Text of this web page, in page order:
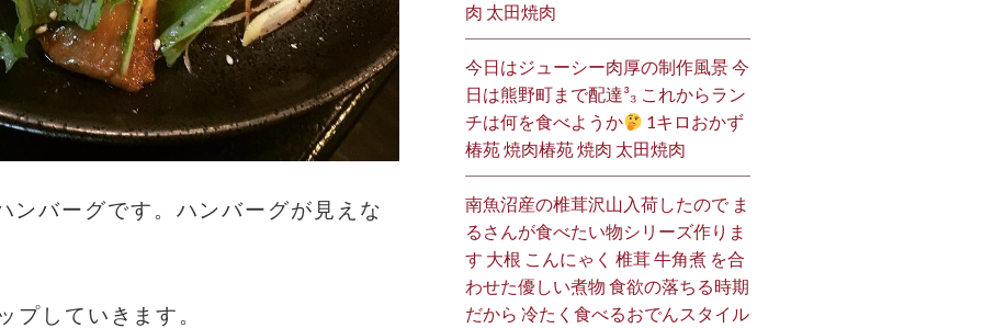
ンバーグです。ハンバーグが見えな
プしていきます。
肉 太田焼肉
今日はジューシー肉厚の制作風景 今
日は熊野町まで配達³₃ これからラン
チは何を食べようか
1キロおかず
椿苑 焼肉椿苑 焼肉 太田焼肉
南魚沼産の椎茸沢山入荷したので ま
るさんが食べたい物シリーズ作りま
す 大根 こんにゃく 椎茸 牛角煮 を合
わせた優しい煮物 食欲の落ちる時期
だから 冷たく食べるおでんスタイル